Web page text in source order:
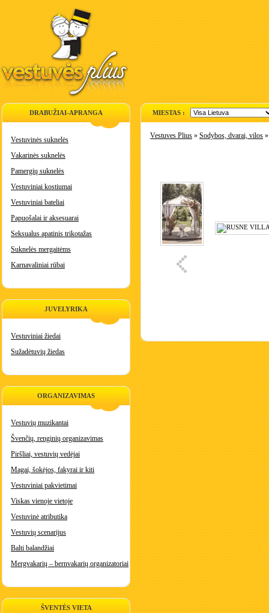
DRABUŽIAI-APRANGA
Vestuvinės suknelės
Vakarinės suknelės
Pamergių suknelės
Vestuviniai kostiumai
Vestuviniai bateliai
Papuošalai ir aksesuarai
Seksualus apatinis trikotažas
Suknelės mergaitėms
Karnavaliniai rūbai
JUVELYRIKA
Vestuviniai žiedai
Sužadėtuvių žiedas
ORGANIZAVIMAS
Vestuvių muzikantai
Švenčių, renginių organizavimas
Piršliai, vestuvių vedėjai
Magai, šokėjos, fakyrai ir kiti
Vestuviniai pakvietimai
Viskas vienoje vietoje
Vestuvinė atributika
Vestuvių scenarijus
Balti balandžiai
Mergvakarių – bernvakarių organizatoriai
ŠVENTĖS VIETA
MIESTAS :
Vestuves Plius » Sodybos, dvarai, vilos